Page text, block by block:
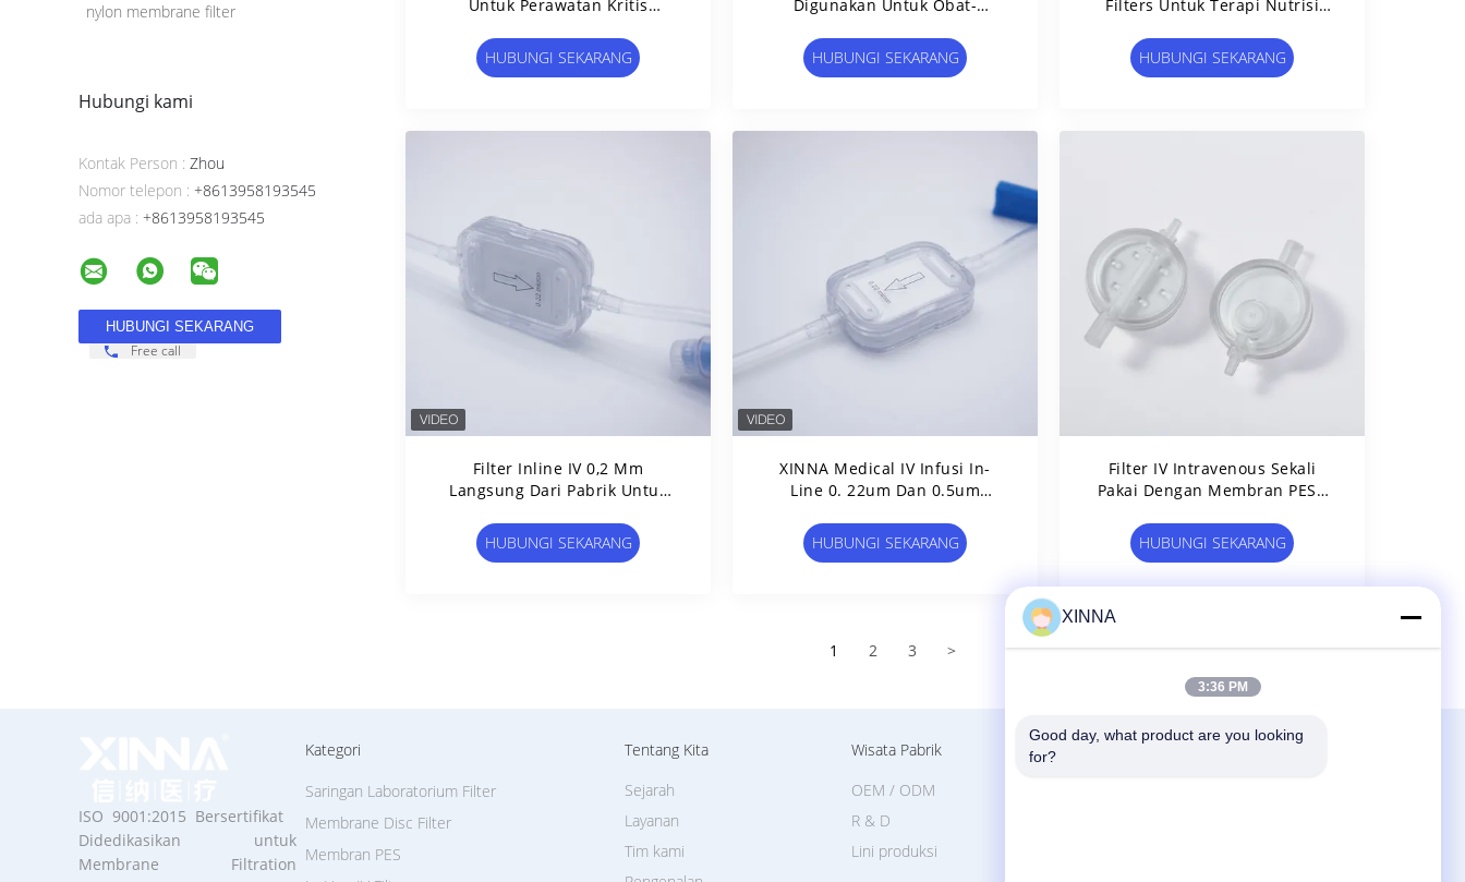
nylon membrane filter
Hubungi kami
Kontak Person : Zhou
Nomor telepon : +8613958193545
ada apa : +8613958193545
Free call
Untuk Perawatan Kritis
Intravenous
HUBUNGI SEKARANG
Digunakan Untuk Obat-
HUBUNGI SEKARANG
Filters Untuk Terapi Nutrisi
HUBUNGI SEKARANG
Filter Inline IV 0,2 Μm
Langsung Dari Pabrik Untuk
Pompa
HUBUNGI SEKARANG
XINNA Medical IV Infusi In-
Line 0. 22um Dan 0.5um
HUBUNGI SEKARANG
Filter IV Intravenous Sekali
Pakai Dengan Membran PES /
HUBUNGI SEKARANG
1 2 3 >
ISO 9001:2015 Bersertifikat
Didedikasikan untuk
Membrane Filtration
Kategori
Saringan Laboratorium Filter
Membrane Disc Filter
Membran PES
Tentang Kita
Sejarah
Layanan
Tim kami
Wisata Pabrik
Lini produksi
OEM / ODM
R & D
Hubungi Kami
XINNA
3:36 PM
Good day, what product are you looking
for?